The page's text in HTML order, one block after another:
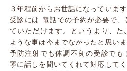
３年程前からお世話になっています
受診には 電話での予約が必要で
ていただけます。というより、た
ような事は今までなかったと思いま
予防注射でも体調不良の受診でも
寧に話しを聞いてくれて対応してく